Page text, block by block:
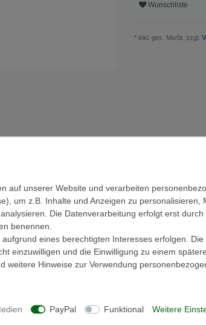
Wunschliste
* inkl. ges. MwSt. zzgl.
trocknen kann man sie nur
durch höchste
Weißwäsche bis 95 °C).
die sich beim waschen
Stelle.
auf unserer Website und verarbeiten
um z.B. Inhalte und Anzeigen zu personalisieren,
Die Datenverarbeitung erfolgt erst
benennen.
eines berechtigten Interesses erfolgen.
einzuwilligen und die Einwilligung zu einem
weitere Hinweise zur Verwendung
PayPal Funktional Weitere